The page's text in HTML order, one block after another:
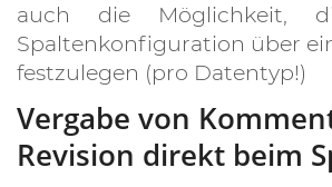
auch die Möglichkeit,
Spaltenkonfiguration über
festzulegen (pro Datentyp!)
Vergabe von
Revision direkt beim